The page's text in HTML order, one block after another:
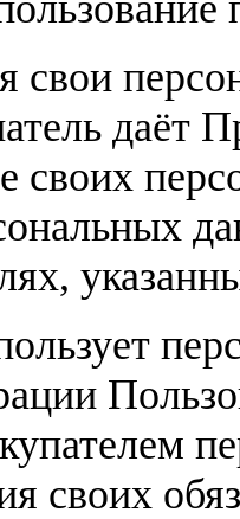
свои
даёт
своих
своих